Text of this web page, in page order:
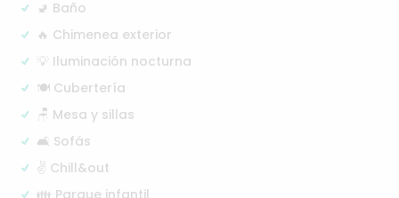
🚽 Baño
🔥 Chimenea exterior
💡 Iluminación nocturna
🍽️ Cubertería
🪑 Mesa y sillas
🛋️ Sofás
✌️ Chill&out
👪 Parque infantil